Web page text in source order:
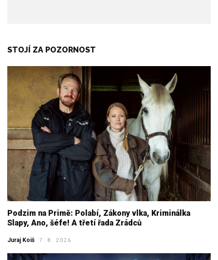
STOJÍ ZA POZORNOST
Podzim na Primě: Polabí, Zákony vlka, Kriminálka
Slapy, Ano, šéfe! A třetí řada Zrádců
Juraj Koiš 7. 8. 2026